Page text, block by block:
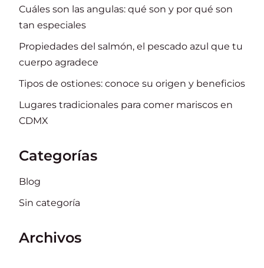
Cuáles son las angulas: qué son y por qué son
tan especiales
Propiedades del salmón, el pescado azul que tu
cuerpo agradece
Tipos de ostiones: conoce su origen y beneficios
Lugares tradicionales para comer mariscos en
CDMX
Categorías
Blog
Sin categoría
Archivos